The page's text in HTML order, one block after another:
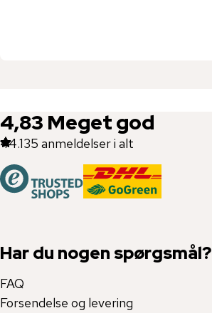
4,83 Meget god
44.135 anmeldelser i alt
Har du nogen spørgsmål?
FAQ
Forsendelse og levering